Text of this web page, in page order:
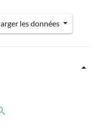
les données